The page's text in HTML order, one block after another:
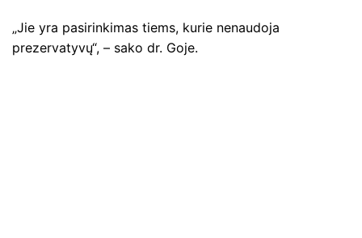
„Jie yra pasirinkimas tiems, kurie nenaudoja
prezervatyvų“, – sako dr. Goje.